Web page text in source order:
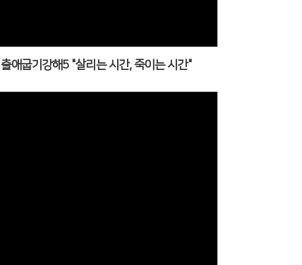
출애굽기강해5 "살리는 시간, 죽이는 시간"